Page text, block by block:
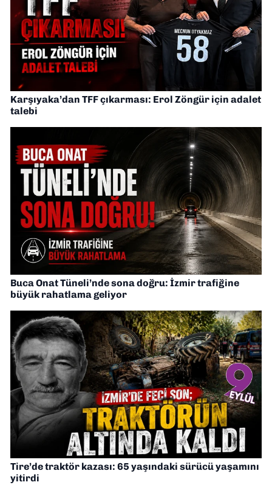
Karşıyaka’dan TFF çıkarması: Erol Zöngür için adalet
talebi
Buca Onat Tüneli’nde sona doğru: İzmir trafiğine
büyük rahatlama geliyor
Tire’de traktör kazası: 65 yaşındaki sürücü yaşamını
yitirdi